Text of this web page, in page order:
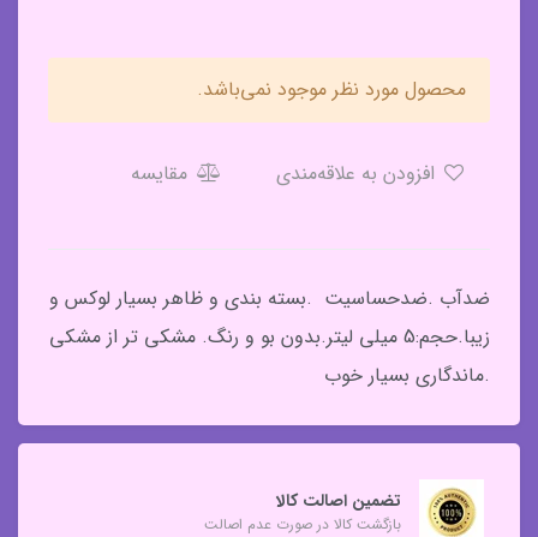
محصول مورد نظر موجود نمی‌باشد.
مقایسه
ضدآب .ضدحساسیت .بسته بندی و ظاهر بسیار لوکس و
زیبا.حجم:5 میلی لیتر.بدون بو و رنگ. مشکی تر از مشکی
.ماندگاری بسیار خوب
تضمین اصالت کالا
بازگشت کالا در صورت عدم اصالت